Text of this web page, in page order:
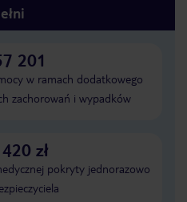
201
w ramach dodatkowego
zachorowań i wypadków
zł
pokryty jednorazowo